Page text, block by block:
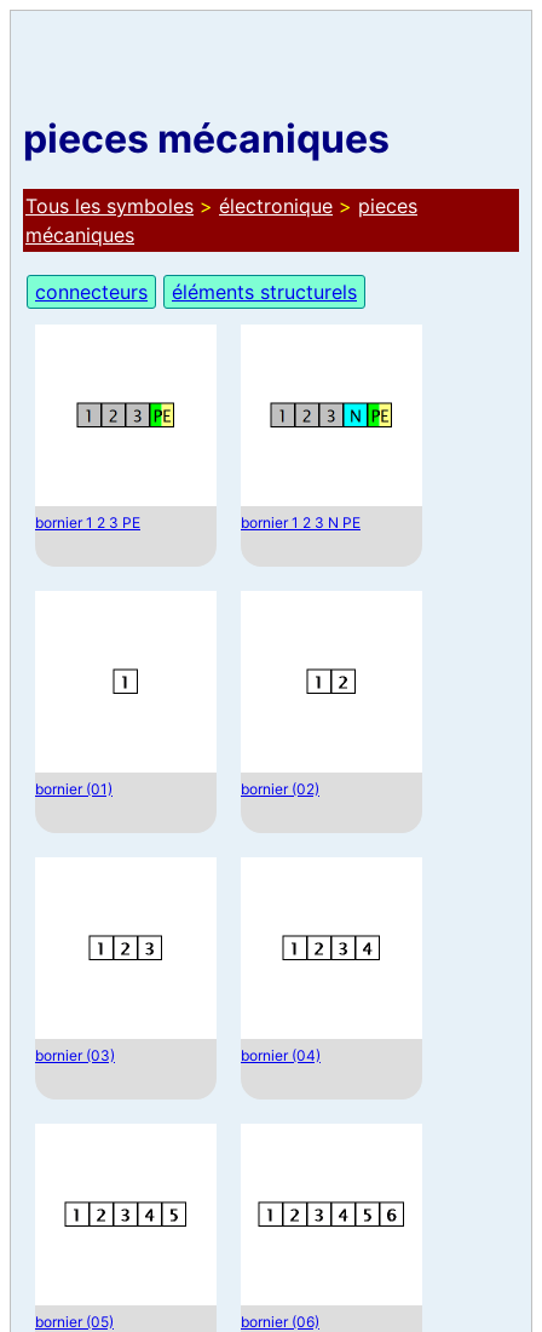
pieces mécaniques
Tous les symboles > électronique > pieces
mécaniques
connecteurs éléments structurels
bornier 1 2 3 PE bornier 1 2 3 N PE
bornier (01) bornier (02)
bornier (03) bornier (04)
bornier (05) bornier (06)